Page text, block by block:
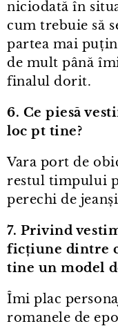
niciodată în
cum trebuie să
partea mai
de mult până
finalul dorit.
6. Ce piesă
loc pt tine?
Vara port de
restul timpului
perechi de
7. Privind
ficțiune dintre
tine un model
Îmi plac
romanele de